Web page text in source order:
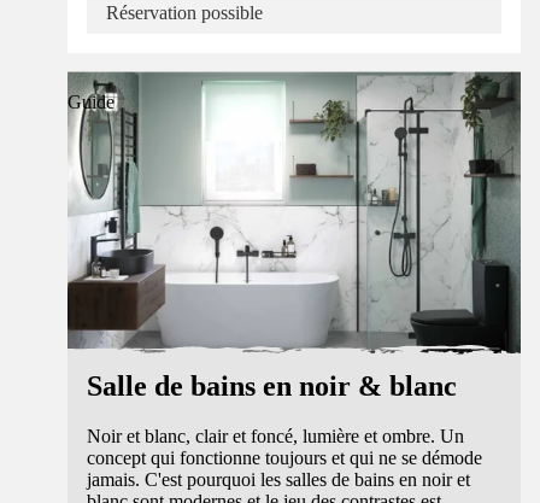
Réservation possible
Guide
Salle de bains en noir & blanc
Noir et blanc, clair et foncé, lumière et ombre. Un
concept qui fonctionne toujours et qui ne se démode
jamais. C'est pourquoi les salles de bains en noir et